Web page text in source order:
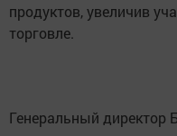
продуктов, увеличив
торговле.
Генеральный директор